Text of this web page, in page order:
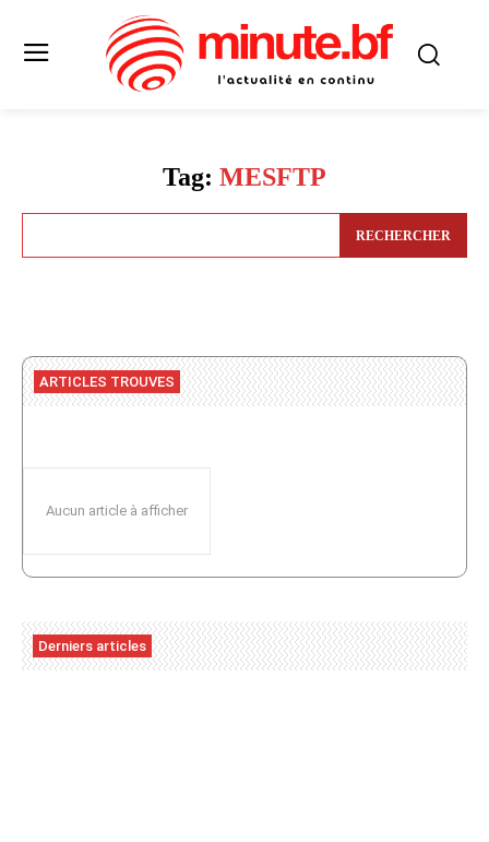
Tag: MESFTP
RECHERCHER
ARTICLES TROUVES
Aucun article à afficher
Derniers articles